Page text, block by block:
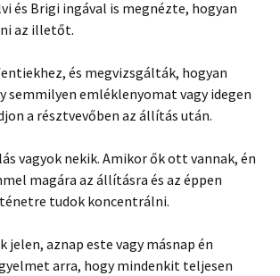
és Brigi ingával is megnézte, hogyan
az illetőt.
és megvizsgálták, hogyan
semmilyen emléklenyomat vagy idegen
a résztvevőben az állítás után.
vagyok nekik. Amikor ők ott vannak, én
magára az állításra és az éppen
tudok koncentrálni.
jelen, aznap este vagy másnap én
arra, hogy mindenkit teljesen